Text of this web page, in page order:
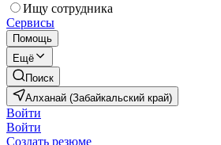
Ищу сотрудника
Сервисы
Помощь
Ещё
Поиск
Алханай (Забайкальский край)
Войти
Войти
Создать резюме